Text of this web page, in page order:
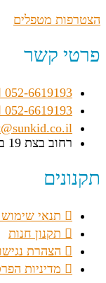
הצטרפות מטפלים
פרטי קשר
052-6619193
052-6619193
רחוב בצת 19 בת חפר
תקנונים
תנאי
תקנון חנות
הצהרת
מדיניות